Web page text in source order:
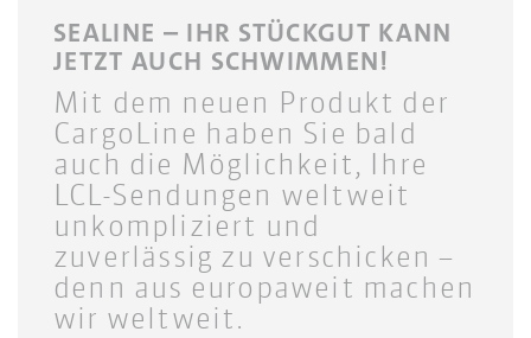
SEALINE – IHR STÜCKGUT KANN
JETZT AUCH SCHWIMMEN!
Mit dem neuen Produkt der
CargoLine haben Sie bald
auch die Möglichkeit, Ihre
LCL-Sendungen weltweit
unkompliziert und
zuverlässig zu verschicken –
denn aus europaweit machen
wir weltweit.